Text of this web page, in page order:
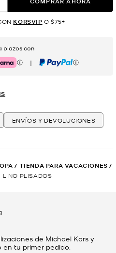
KORSVIP O $75+
plazos con
| PayPal
ENVÍOS Y DEVOLUCIONES
/ TIENDA PARA VACACIONES /
LINO PLISADOS
de Michael Kors y
en tu primer pedido.